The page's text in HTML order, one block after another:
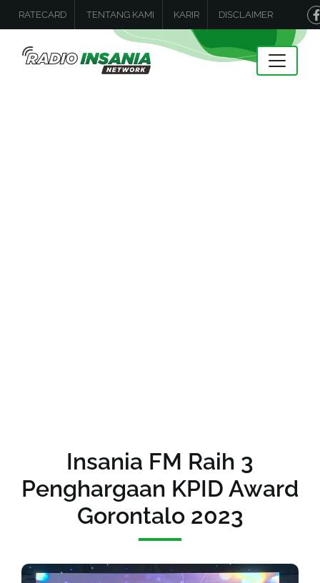
RATECARD TENTANG KAMI KARIR DISCLAIMER
Insania FM Raih 3
Penghargaan KPID Award
Gorontalo 2023